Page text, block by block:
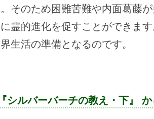
そのため困難苦難や内面葛藤
霊的進化を促すことができま
生活の準備となるのです。
『シルバーバーチの教え・下』